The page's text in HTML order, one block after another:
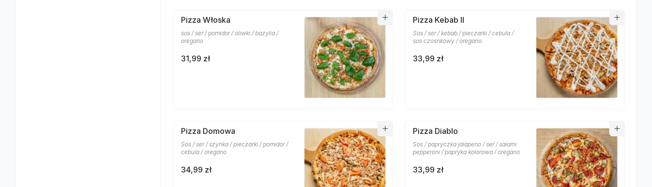
Pizza Włoska
sos / ser / pomidor / oliwki / bazylia /
oregano
31,99 zł
Pizza Kebab II
Sos / ser / kebab / pieczarki / cebula /
sos czosnkowy / oregano
33,99 zł
Pizza Domowa
Sos / ser / szynka / pieczarki / pomidor /
cebula / oregano
34,99 zł
Pizza Diablo
Sos / papryczka jalapeno / ser / salami
pepperoni / papryka kolorowa / oregano
33,99 zł